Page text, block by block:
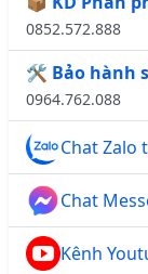
0852.572.888
🛠️ Bảo hành
0964.762.088
Chat Zalo
Chat
Kênh